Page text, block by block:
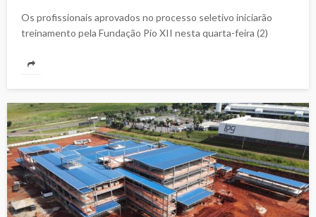
Os profissionais aprovados no processo seletivo iniciarão
treinamento pela Fundação Pio XII nesta quarta-feira (2)